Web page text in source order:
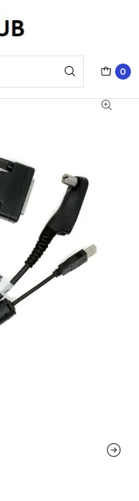
0
prueba y alineación
8050/5050 Precio con